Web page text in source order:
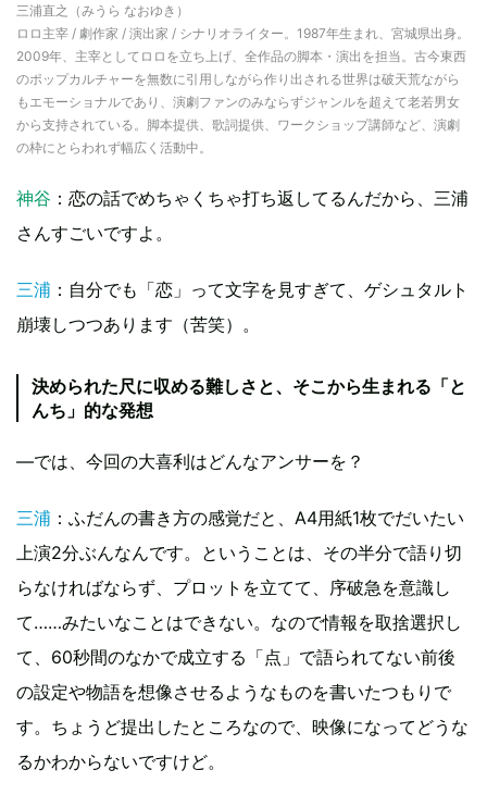
三浦直之（みうら なおゆき）
ロロ主宰 / 劇作家 / 演出家 / シナリオライター。1987年生まれ、宮城県出身。
2009年、主宰としてロロを立ち上げ、全作品の脚本・演出を担当。古今東西
のポップカルチャーを無数に引用しながら作り出される世界は破天荒ながら
もエモーショナルであり、演劇ファンのみならずジャンルを超えて老若男女
から支持されている。脚本提供、歌詞提供、ワークショップ講師など、演劇
の枠にとらわれず幅広く活動中。
神谷 ：恋の話でめちゃくちゃ打ち返してるんだから、三浦
さんすごいですよ。
三浦 ：自分でも「恋」って文字を見すぎて、ゲシュタルト
崩壊しつつあります（苦笑）。
決められた尺に収める難しさと、そこから生まれる「と
んち」的な発想
―では、今回の大喜利はどんなアンサーを？
三浦 ：ふだんの書き方の感覚だと、A4用紙1枚でだいたい
上演2分ぶんなんです。ということは、その半分で語り切
らなければならず、プロットを立てて、序破急を意識し
て……みたいなことはできない。なので情報を取捨選択し
て、60秒間のなかで成立する「点」で語られてない前後
の設定や物語を想像させるようなものを書いたつもりで
す。ちょうど提出したところなので、映像になってどうな
るかわからないですけど。